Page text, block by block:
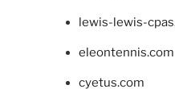
lewis-lewis-
eleontennis.com
cyetus.com